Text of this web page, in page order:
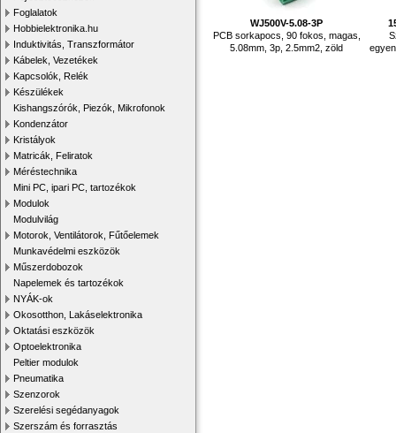
Foglalatok
Hobbielektronika.hu
Induktivitás, Transzformátor
Kábelek, Vezetékek
Kapcsolók, Relék
Készülékek
Kishangszórók, Piezók, Mikrofonok
Kondenzátor
Kristályok
Matricák, Feliratok
Méréstechnika
Mini PC, ipari PC, tartozékok
Modulok
Modulvilág
Motorok, Ventilátorok, Fűtőelemek
Munkavédelmi eszközök
Műszerdobozok
Napelemek és tartozékok
NYÁK-ok
Okosotthon, Lakáselektronika
Oktatási eszközök
Optoelektronika
Peltier modulok
Pneumatika
Szenzorok
Szerelési segédanyagok
Szerszám és forrasztás
WJ500V-5.08-3P
PCB sorkapocs, 90 fokos, magas,
5.08mm, 3p, 2.5mm2, zöld